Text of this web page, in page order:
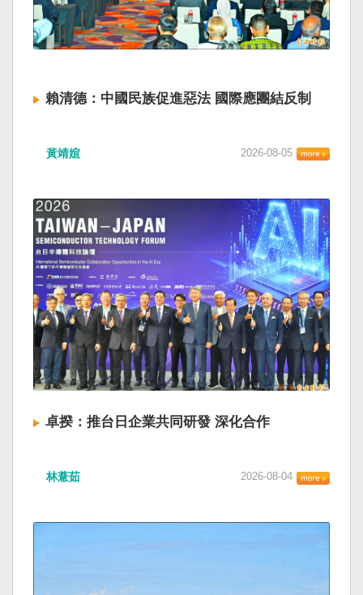
賴清德：中國民族促進惡法 國際應團結反制
黃靖媗 2026-08-05
卓揆：推台日企業共同研發 深化合作
林薏茹 2026-08-04